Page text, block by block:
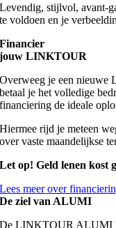
Levendig, stijlvol, avant-
te voldoen en je
Financier
jouw LINKTOUR
Overweeg je een nieuwe
betaal je het volledige
financiering de ideale
Hiermee rijd je meteen
over vaste maandelijkse
Let op! Geld lenen kost
Lees meer over
De ziel van ALUMI
De LINKTOUR ALUMI